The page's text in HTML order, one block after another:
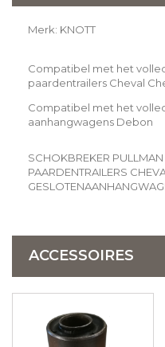
Merk: KNOTT
Compatibel met het
paardentrailers Cheval
Compatibel met het
aanhangwagens Debon
SCHOKBREKER
PAARDENTRAILERS
ACCESSOIRES